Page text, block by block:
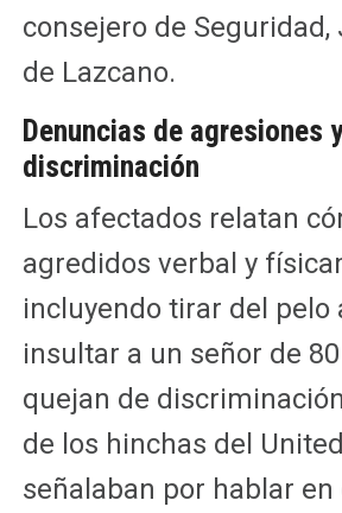
consejero de Seguridad,
de Lazcano.
Denuncias de agresiones y
discriminación
Los afectados relatan
agredidos verbal y
incluyendo tirar del pelo
insultar a un señor de
quejan de
de los hinchas del
señalaban por hablar en